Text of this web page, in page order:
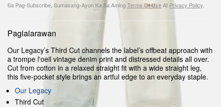
Sa Pag-Subscribe, Sumasang-Ayon Ka Sa AmingTerms Of UseAt Privacy Policy
Paglalarawan
Our Legacy’s Third Cut channels the label’s offbeat approach with
a trompe l'oeil vintage denim print and distressed details all over.
Cut from cotton in a relaxed straight fit with a wide straight leg,
this five-pocket style brings an artful edge to an everyday staple.
Our Legacy
Third Cut